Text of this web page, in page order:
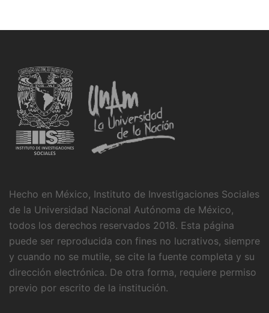
Hecho en México, Instituto de Investigaciones Sociales
de la Universidad Nacional Autónoma de México,
todos los derechos reservados 2018. Esta página
puede ser reproducida con fines no lucrativos, siempre
y cuando no se mutile, se cite la fuente completa y su
dirección electrónica. De otra forma, requiere permiso
previo por escrito de la institución.